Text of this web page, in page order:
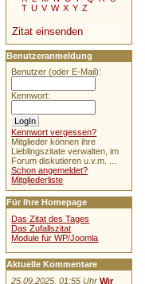
T U V W X Y Z
Zitat einsenden
Benutzeranmeldung
Benutzer (oder E-Mail):
Kennwort:
Kennwort vergessen?
Mitglieder können ihre
Lieblingszitate verwalten, im
Forum diskutieren u.v.m. ...
Schon angemeldet?
Mitgliederliste
Für Ihre Homepage
Das Zitat des Tages
Das Zufallszitat
Module für WP/Joomla
Aktuelle Kommentare
25.09.2025, 01:55 Uhr Wir